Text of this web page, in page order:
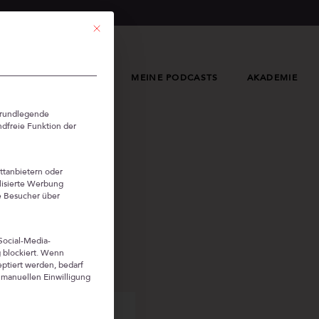
MIT MIR ARBEITEN MEINE PODCASTS AKADEMIE
Mit diesem Button wird der Dialog geschlossen. Seine
für die eine Einwilligung erteilt werden kann. Die
Funktion der
oder
Werbung
Besucher über
Media-
blockiert. Wenn
werden, bedarf
Einwilligung